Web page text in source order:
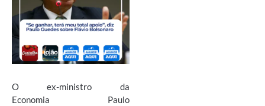
O ex-ministro da
Economia Paulo